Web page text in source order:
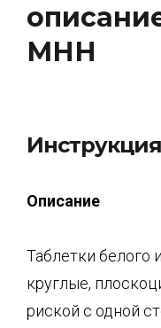
МНН
Инструкция
Описание
Таблетки белого
круглые,
риской с одной